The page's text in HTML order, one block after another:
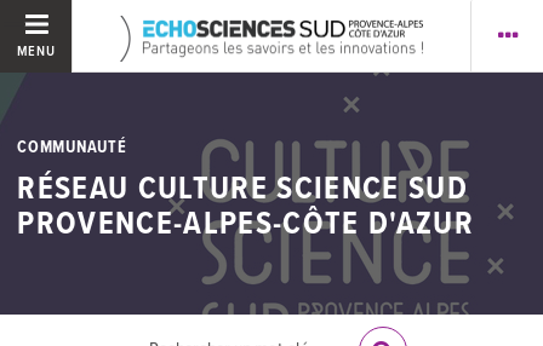
MENU
COMMUNAUTÉ
RÉSEAU CULTURE SCIENCE SUD
PROVENCE-ALPES-CÔTE D'AZUR